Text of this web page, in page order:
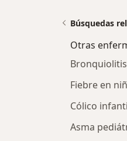
Búsquedas
Otras
Fiebre en
Cólico
Asma